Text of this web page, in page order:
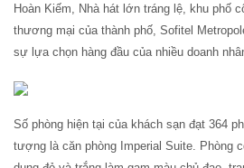
Hoàn Kiếm, Nhà hát lớn tráng lệ, khu phố
thương mại của thành phố, Sofitel
sự lựa chọn hàng đầu của nhiều doanh
Số phòng hiện tại của khách sạn đạt 364
tượng là căn phòng Imperial Suite. Phòng